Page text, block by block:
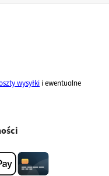
wysyłki i ewentualne